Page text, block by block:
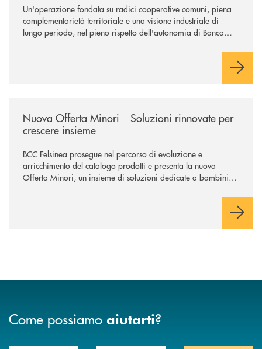
Un'operazione fondata su radici cooperative comuni, piena
complementarietà territoriale e una visione industriale di
lungo periodo, nel pieno rispetto dell'autonomia di Banca
negoziazione esclusiva per la finalizzazione dell’operazione.
Nuova Offerta Minori – Soluzioni rinnovate per
crescere insieme
BCC Felsinea prosegue nel percorso di evoluzione e
arricchimento del catalogo prodotti e presenta la nuova
Offerta Minori, un insieme di soluzioni dedicate a bambini e
sviluppo di una relazione consapevole con il denaro, sempre
Come possiamo aiutarti?